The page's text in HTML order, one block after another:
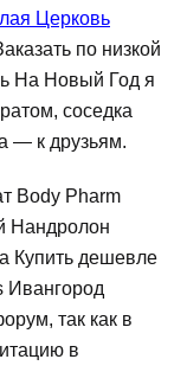
Церковь
по низкой
На Новый Год я
соседка
— к друзьям.
Body Pharm
Нандролон
Купить дешевле
Ивангород
так как в
в